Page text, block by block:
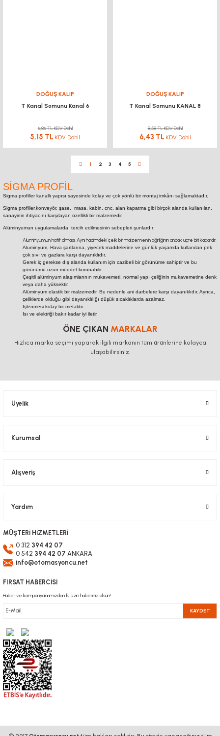
DOĞUŞ KALIP
T Kanal Somunu Kanal 6
6,86 TL KDV Dahil
5,15 TL KDV Dahil
DOĞUŞ KALIP
T Kanal Somunu KANAL 8
8,58 TL KDV Dahil
6,43 TL KDV Dahil
1 2 3 4 5
SİGMA PROFİL
Sigma profiller kanallı yapısı sayesinde kolay ve çok yönlü bir montaj imkânı sağlamaktadır.
Sigma profiller,konveyör, şase, masa, kabin, cnc, alan kapatma gibi birçok alanda kullanılan,
sanayinin ihtiyacını karşılayan özellikli bir malzemedir.
Alüminyumun uygulamalarda tercih edilmesinin sebepleri şunlardır
Alüminyumun hafif olması. Aynı hacimdeki çelik bir malzemenin ağırlığının ancak üçte biri kadardır.
Aluminyum, Hava şartlarına, yiyecek maddelerine ve günlük yaşamda kullanılan pek
çok sıvı ve gazlara karşı dayanıklıdır.
Gerek iç gerekse dış alanda kullanım için cazibeli bir görünüme sahiptir ve bu
görünümü uzun müddet korunabilir.
Çeşitli alüminyum alaşımlarının mukavemeti, normal yapı çeliğinin mukavemetine denk
veya daha yüksektir.
Alüminyum elastik bir malzemedir. Bu nedenle ani darbelere karşı dayanıklıdır. Ayrıca,
çeliklerde olduğu gibi dayanıklılığı düşük sıcaklıklarda azalmaz.
İşlenmesi kolay bir metaldir.
Isı ve elektriği bakır kadar iyi iletir.
ÖNE ÇIKAN MARKALAR
Hızlıca marka seçimi yaparak ilgili markanın tüm ürünlerine kolayca
ulaşabilirsiniz.
Üyelik
Kurumsal
Alışveriş
Yardım
MÜŞTERİ HİZMETLERİ
0 312 394 42 07
0 542 394 42 07 ANKARA
info@otomasyoncu.net
FIRSAT HABERCİSİ
Haber ve kampanyalarımızdan ilk sizin haberiniz olsun!
KAYDET